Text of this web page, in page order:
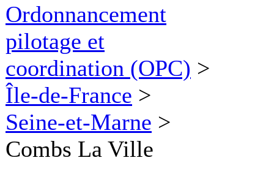
Ordonnancement
pilotage et
coordination (OPC) >
Île-de-France >
Seine-et-Marne >
Combs La Ville